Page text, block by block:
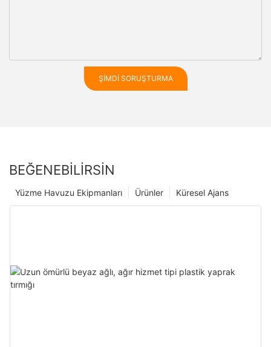
ŞIMDI SORUŞTURMA
BEĞENEBILIRSIN
Küresel Ajans
Ürünler
Yüzme Havuzu Ekipmanları